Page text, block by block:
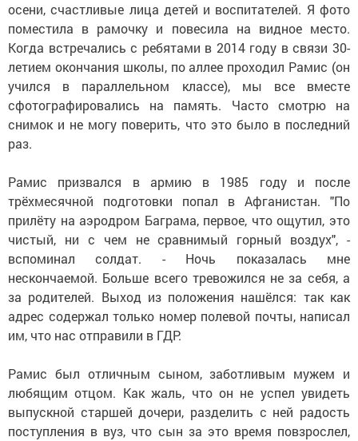
осени, счастливые лица детей и воспитателей. Я фото
поместила в рамочку и повесила на видное место.
Когда встречались с ребятами в 2014 году в связи 30-
летием окончания школы, по аллее проходил Рамис (он
учился в параллельном классе), мы все вместе
сфотографировались на память. Часто смотрю на
снимок и не могу поверить, что это было в последний
раз.
Рамис призвался в армию в 1985 году и после
трёхмесячной подготовки попал в Афганистан. "По
прилёту на аэродром Баграма, первое, что ощутил, это
чистый, ни с чем не сравнимый горный воздух", -
вспоминал солдат. - Ночь показалась мне
нескончаемой. Больше всего тревожился не за себя, а
за родителей. Выход из положения нашёлся: так как
адрес содержал только номер полевой почты, написал
им, что нас отправили в ГДР.
Рамис был отличным сыном, заботливым мужем и
любящим отцом. Как жаль, что он не успел увидеть
выпускной старшей дочери, разделить с ней радость
поступления в вуз, что сын за это время повзрослел,